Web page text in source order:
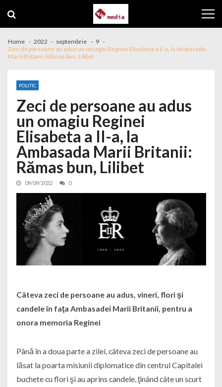
Home 2022 septembrie
9
Zeci de persoane au adus un omagiu Reginei Elisabeta a II-a, la Ambasada
Marii Britanii: Rămas bun, Lilibet
POLITIC
Zeci de persoane au adus
un omagiu Reginei
Elisabeta a II-a, la
Ambasada Marii Britanii:
Rămas bun, Lilibet
09/09/2022 0
Câteva zeci de persoane au adus, vineri, flori şi
candele în faţa Ambasadei Marii Britanii, pentru a
onora memoria Reginei
Până în a doua parte a zilei, câteva zeci de persoane au
lăsat la poarta misiunii diplomatice din centrul Capitalei
buchete cu flori şi au aprins candele, ţinând câte un scurt